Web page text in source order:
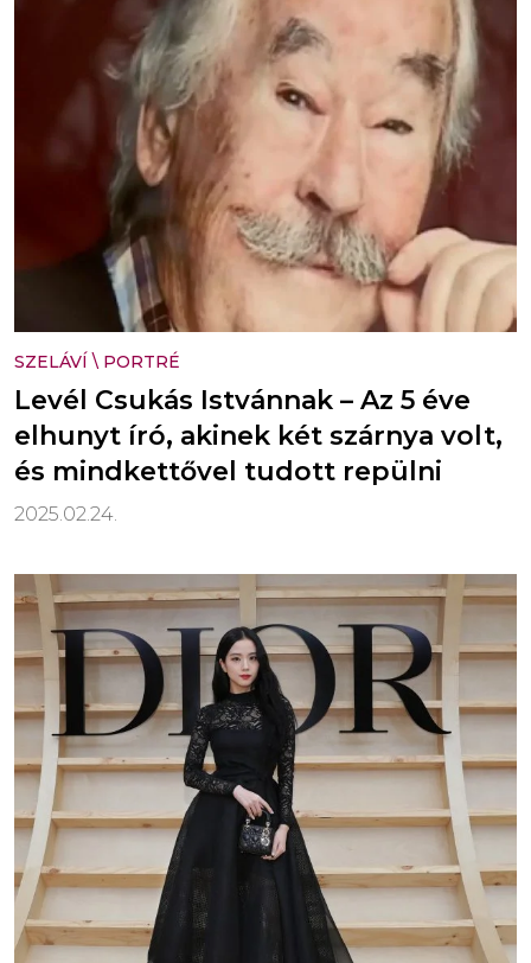
SZELÁVÍ \ PORTRÉ
Levél Csukás Istvánnak – Az 5 éve
elhunyt író, akinek két szárnya volt,
és mindkettővel tudott repülni
2025.02.24.